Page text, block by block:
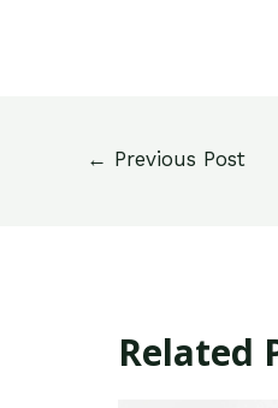
← Previous Post
Related